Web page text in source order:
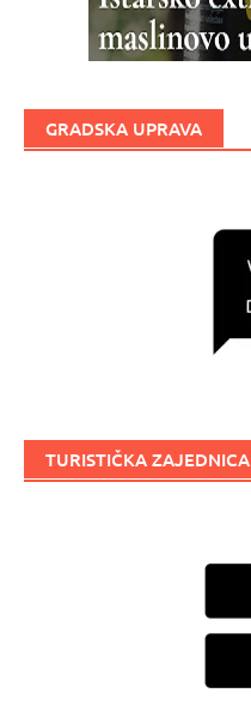
GRADSKA UPRAVA
TURISTIČKA ZAJEDNICA